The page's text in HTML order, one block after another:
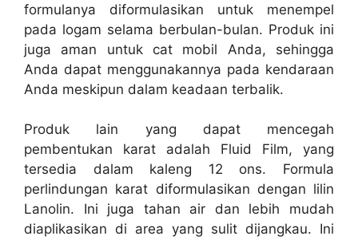
formulanya diformulasikan untuk menempel
pada logam selama berbulan-bulan. Produk ini
juga aman untuk cat mobil Anda, sehingga
Anda dapat menggunakannya pada kendaraan
Anda meskipun dalam keadaan terbalik.
Produk lain yang dapat mencegah
pembentukan karat adalah Fluid Film, yang
tersedia dalam kaleng 12 ons. Formula
perlindungan karat diformulasikan dengan lilin
Lanolin. Ini juga tahan air dan lebih mudah
diaplikasikan di area yang sulit dijangkau. Ini